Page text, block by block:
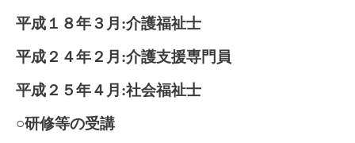
平成１８年３月:介護福祉士
平成２４年２月:介護支援専門員
平成２５年４月:社会福祉士
○研修等の受講